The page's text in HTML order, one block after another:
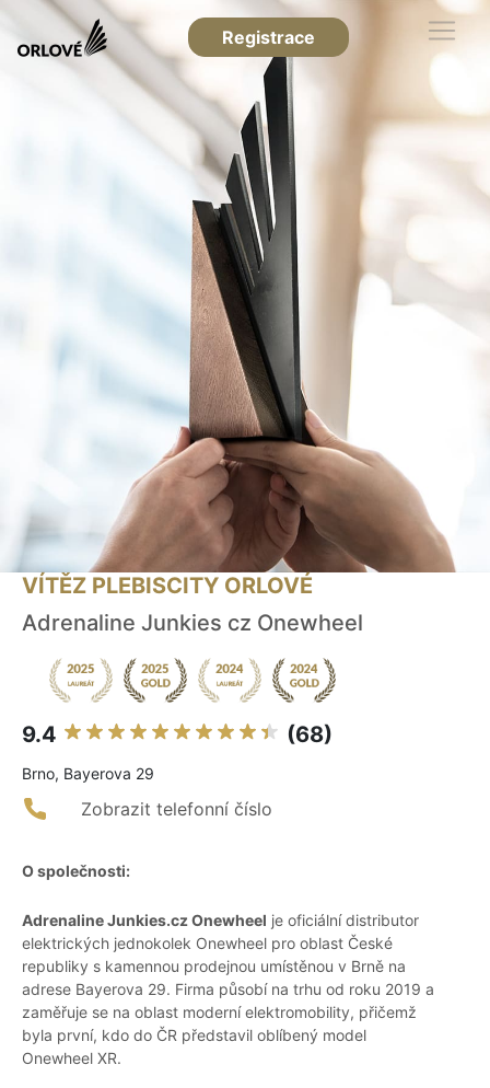
Registrace
VÍTĚZ PLEBISCITY ORLOVÉ
Adrenaline Junkies cz Onewheel
9.4 (68)
Brno, Bayerova 29
Zobrazit telefonní číslo
O společnosti:
Adrenaline Junkies.cz Onewheel je oficiální distributor
elektrických jednokolek Onewheel pro oblast České
republiky s kamennou prodejnou umístěnou v Brně na
adrese Bayerova 29. Firma působí na trhu od roku 2019 a
zaměřuje se na oblast moderní elektromobility, přičemž
byla první, kdo do ČR představil oblíbený model
Onewheel XR.